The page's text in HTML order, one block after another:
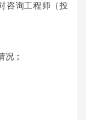
咨询工程师（投
况；